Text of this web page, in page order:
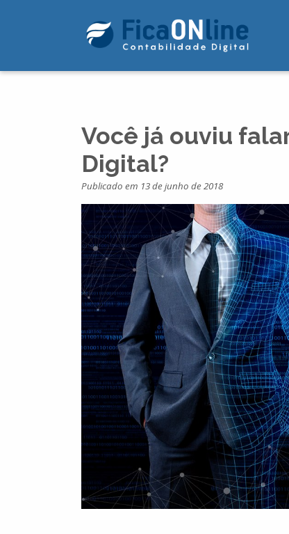
Você já ouviu
Digital?
Publicado em 13 de junho de 2018